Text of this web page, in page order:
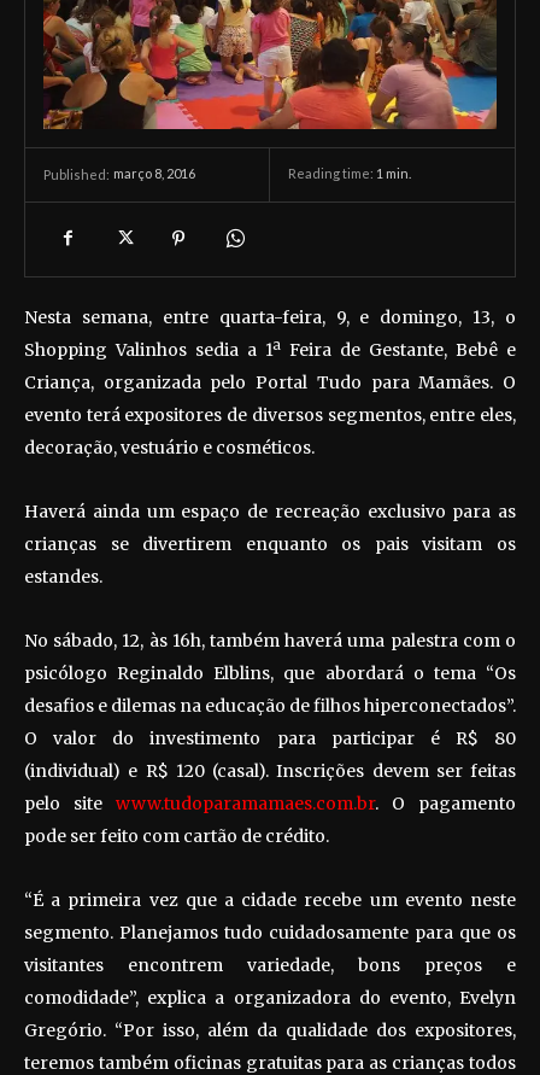
Published: março 8, 2016 Reading time: 1 min.
Nesta semana, entre quarta-feira, 9, e domingo, 13, o
Shopping Valinhos sedia a 1ª Feira de Gestante, Bebê e
Criança, organizada pelo Portal Tudo para Mamães. O
evento terá expositores de diversos segmentos, entre eles,
decoração, vestuário e cosméticos.
Haverá ainda um espaço de recreação exclusivo para as
crianças se divertirem enquanto os pais visitam os
estandes.
No sábado, 12, às 16h, também haverá uma palestra com o
psicólogo Reginaldo Elblins, que abordará o tema “Os
desafios e dilemas na educação de filhos hiperconectados”.
O valor do investimento para participar é R$ 80
(individual) e R$ 120 (casal). Inscrições devem ser feitas
pelo site www.tudoparamamaes.com.br. O pagamento
pode ser feito com cartão de crédito.
“É a primeira vez que a cidade recebe um evento neste
segmento. Planejamos tudo cuidadosamente para que os
visitantes encontrem variedade, bons preços e
comodidade”, explica a organizadora do evento, Evelyn
Gregório. “Por isso, além da qualidade dos expositores,
teremos também oficinas gratuitas para as crianças todos